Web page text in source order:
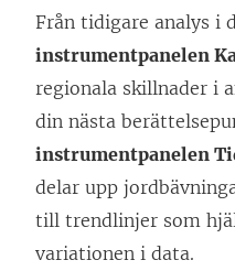
Från tidigare analys i
instrumentpanelen
regionala skillnader i
din nästa
instrumentpanelen
delar upp
till trendlinjer som
variationen i data.